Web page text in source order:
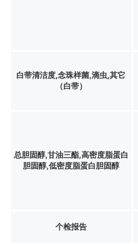
白带清洁度,念珠样菌,滴虫,其它
（白带）
总胆固醇,甘油三酯,高密度脂蛋白
胆固醇,低密度脂蛋白胆固醇
个检报告